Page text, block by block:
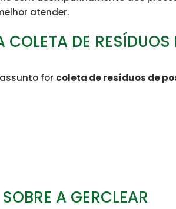
atender.
DE RESÍDUOS
for coleta de resíduos de
A GERCLEAR